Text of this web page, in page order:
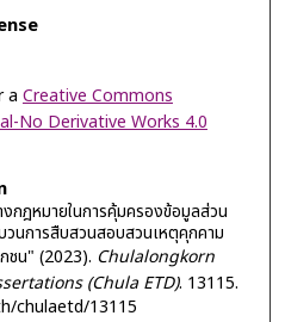
a Creative Commons
No Derivative Works 4.0
กฎหมายในการคุ้มครองข้อมูลส่วน
นการสืบสวนสอบสวนเหตุคุกคาม
ชน" (2023). Chulalongkorn
(Chula ETD). 13115.
chulaetd/13115